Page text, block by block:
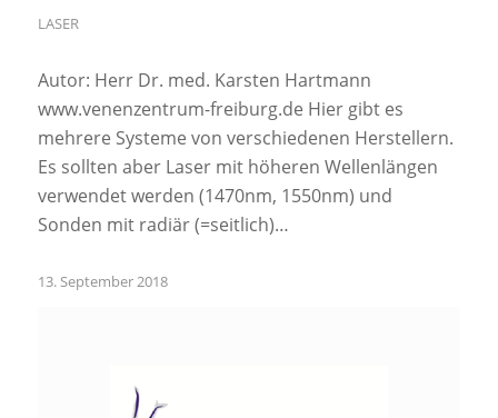
LASER
Autor: Herr Dr. med. Karsten Hartmann
www.venenzentrum-freiburg.de Hier gibt es
mehrere Systeme von verschiedenen Herstellern.
Es sollten aber Laser mit höheren Wellenlängen
verwendet werden (1470nm, 1550nm) und
Sonden mit radiär (=seitlich)…
13. September 2018